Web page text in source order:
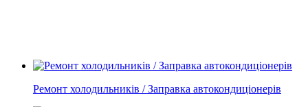
Ремонт холодильників / Заправка автокондиціонерів